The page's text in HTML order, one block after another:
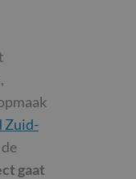
Zuid-
gaat